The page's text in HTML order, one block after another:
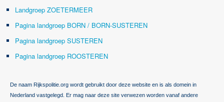
Landgroep ZOETERMEER
Pagina landgroep BORN / BORN-SUSTEREN
Pagina landgroep SUSTEREN
Pagina landgroep ROOSTEREN
De naam Rijkspolitie.org wordt gebruikt door deze website en is als domein in
Nederland vastgelegd. Er mag naar deze site verwezen worden vanaf andere